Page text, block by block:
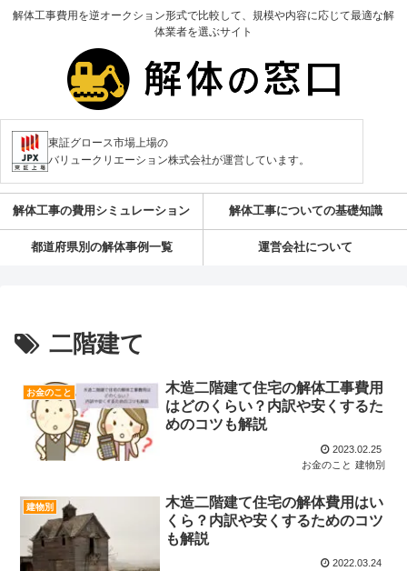
解体工事費用を逆オークション形式で比較して、規模や内容に応じて最適な解
体業者を選ぶサイト
東証グロース市場上場の
バリュークリエーション株式会社が運営しています。
解体工事の費用シミュレーション 解体工事についての基礎知識
都道府県別の解体事例一覧 運営会社について
二階建て
お金のこと
木造二階建て住宅の解体工事費用
はどのくらい？内訳や安くするた
めのコツも解説
2023.02.25
お金のこと 建物別
建物別
木造二階建て住宅の解体費用はい
くら？内訳や安くするためのコツ
も解説
2022.03.24